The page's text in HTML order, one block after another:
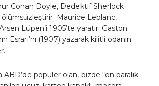
Conan Doyle, Dedektif Sherlock
ölümsüzleştirir. Maurice Leblanc,
Lüpen’i 1905’te yaratır. Gaston
Esrarı’nı (1907) yazarak kilitli odanın
ABD’de popüler olan, bizde “on paralık